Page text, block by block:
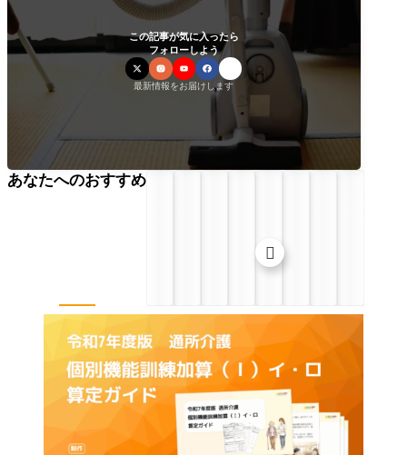
この記事が気に入ったら
フォローしよう
最新情報をお届けします
あなたへのおすすめ
